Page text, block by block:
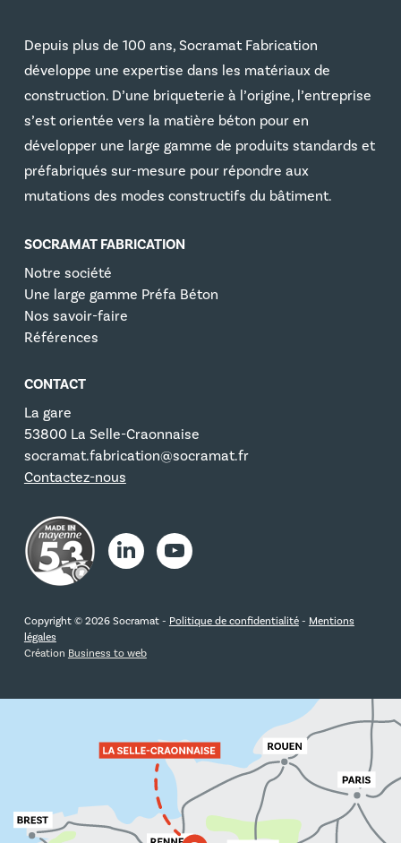
Depuis plus de 100 ans, Socramat Fabrication
développe une expertise dans les matériaux de
construction. D’une briqueterie à l’origine, l’entreprise
s’est orientée vers la matière béton pour en
développer une large gamme de produits standards et
préfabriqués sur-mesure pour répondre aux
mutations des modes constructifs du bâtiment.
SOCRAMAT FABRICATION
Notre société
Une large gamme Préfa Béton
Nos savoir-faire
Références
CONTACT
La gare
53800 La Selle-Craonnaise
socramat.fabrication@socramat.fr
Contactez-nous
Copyright © 2026 Socramat - Politique de confidentialité- Mentions
légales
Création Business to web